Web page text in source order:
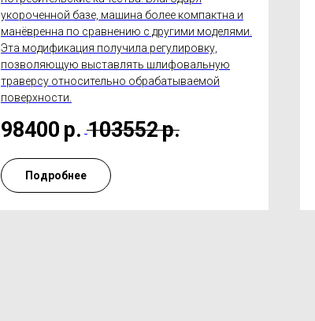
укороченной базе, машина более компактна и
манёвренна по сравнению с другими моделями.
Эта модификация получила регулировку,
позволяющую выставлять шлифовальную
траверсу относительно обрабатываемой
поверхности.
98400 р. 103552р.
Подробнее